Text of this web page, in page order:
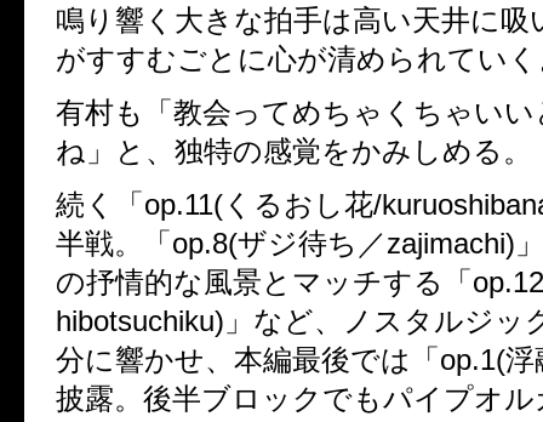
鳴り響く大きな拍手は高い天井に吸
がすすむごとに心が清められてい
有村も「教会ってめちゃくちゃい
ね」と、独特の感覚をかみしめる。
続く「op.11(くるおし花/
半戦。「op.8(ザジ待ち／zajimachi)
の抒情的な風景とマッチする「
hibotsuchiku)」など、ノスタルジッ
分に響かせ、本編最後では「op.1(
披露。後半ブロックでもパイプオ